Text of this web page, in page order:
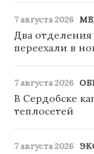
7 августа 2026
Два
переехали в
7 августа 2026
В Сердобске
теплосетей
7 августа 2026